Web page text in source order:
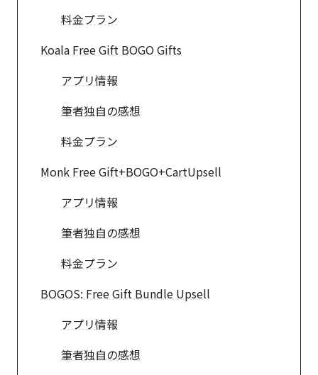
料金プラン
Koala Free Gift BOGO Gifts
アプリ情報
筆者独自の感想
料金プラン
Monk Free Gift+BOGO+CartUpsell
アプリ情報
筆者独自の感想
料金プラン
BOGOS: Free Gift Bundle Upsell
アプリ情報
筆者独自の感想